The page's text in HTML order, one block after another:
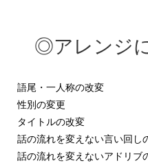
◎アレンジ
語尾・一人称の改変
性別の変更
タイトルの改変
話の流れを変えない言い回し
話の流れを変えないアドリブ